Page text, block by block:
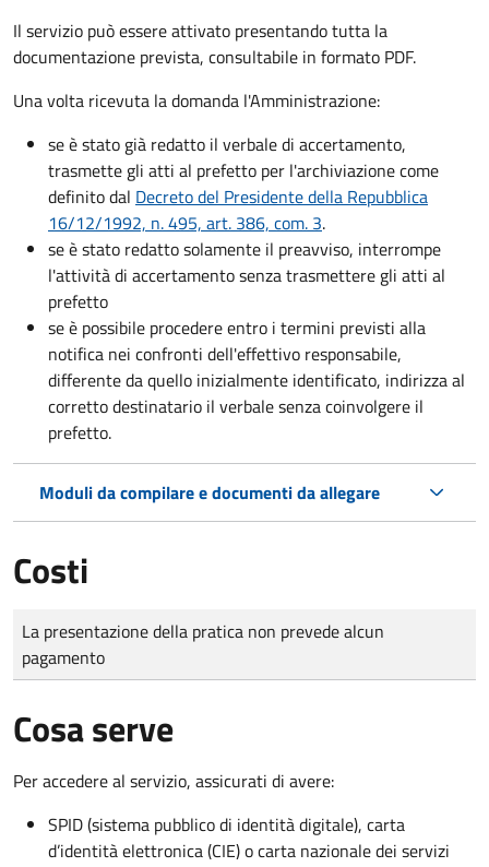
Il servizio può essere attivato presentando tutta la
documentazione prevista, consultabile in formato PDF.
Una volta ricevuta la domanda l'Amministrazione:
se è stato già redatto il verbale di accertamento,
trasmette gli atti al prefetto per l'archiviazione come
definito dal Decreto del Presidente della Repubblica
16/12/1992, n. 495, art. 386, com. 3.
se è stato redatto solamente il preavviso, interrompe
l'attività di accertamento senza trasmettere gli atti al
prefetto
se è possibile procedere entro i termini previsti alla
notifica nei confronti dell'effettivo responsabile,
differente da quello inizialmente identificato, indirizza al
corretto destinatario il verbale senza coinvolgere il
prefetto.
Moduli da compilare e documenti da allegare
Costi
Tipo di pagamento
Importo
La presentazione della pratica non prevede alcun
pagamento
Cosa serve
Per accedere al servizio, assicurati di avere:
SPID (sistema pubblico di identità digitale), carta
d’identità elettronica (CIE) o carta nazionale dei servizi